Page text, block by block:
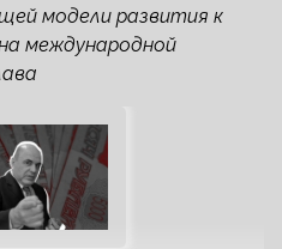
модели развития к
международной